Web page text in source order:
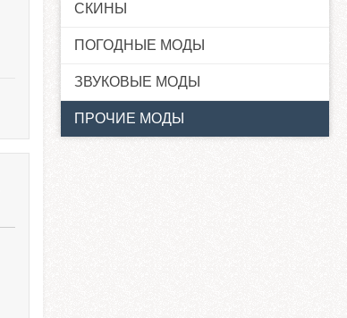
СКИНЫ
ПОГОДНЫЕ МОДЫ
ЗВУКОВЫЕ МОДЫ
ПРОЧИЕ МОДЫ